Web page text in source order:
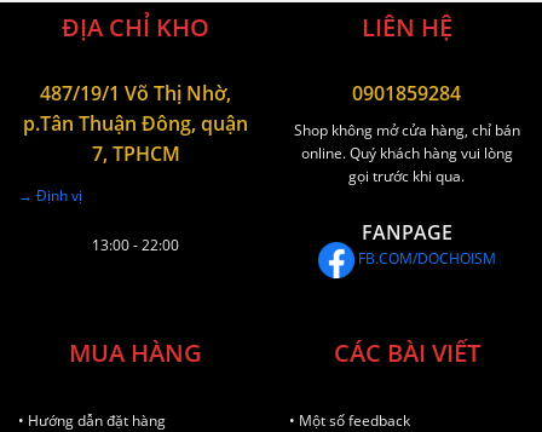
ĐỊA CHỈ KHO
487/19/1 Võ Thị Nhờ,
p.Tân Thuận Đông, quận
7, TPHCM
→ Định vị
13:00 - 22:00
LIÊN HỆ
0901859284
Shop không mở cửa hàng, chỉ bán
online. Quý khách hàng vui lòng
gọi trước khi qua.
FANPAGE
FB.COM/DOCHOISM
MUA HÀNG
• Hướng dẫn đặt hàng
CÁC BÀI VIẾT
• Một số feedback